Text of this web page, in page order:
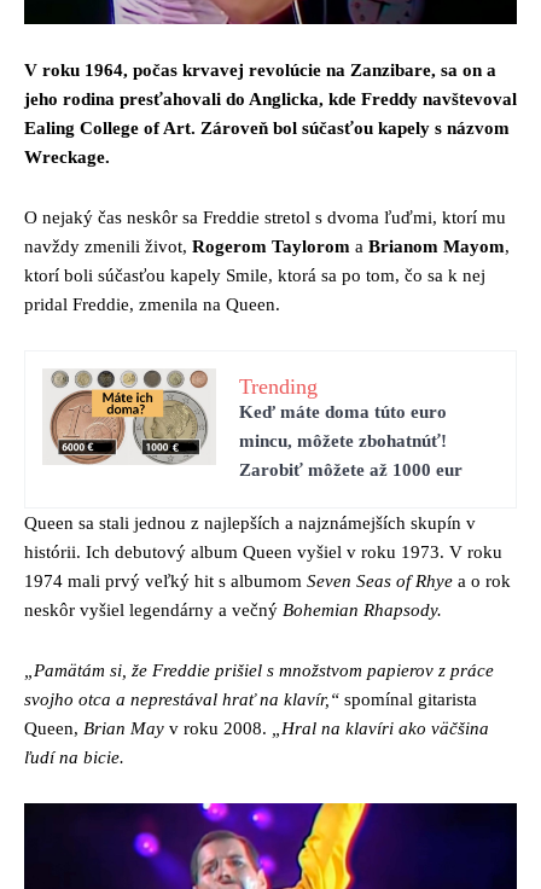
V roku 1964, počas krvavej revolúcie na Zanzibare, sa on a
jeho rodina presťahovali do Anglicka, kde Freddy navštevoval
Ealing College of Art. Zároveň bol súčasťou kapely s názvom
Wreckage.
O nejaký čas neskôr sa Freddie stretol s dvoma ľuďmi, ktorí mu
navždy zmenili život, Rogerom Taylorom a Brianom Mayom,
ktorí boli súčasťou kapely Smile, ktorá sa po tom, čo sa k nej
pridal Freddie, zmenila na Queen.
Trending
Keď máte doma túto euro
mincu, môžete zbohatnúť!
Zarobiť môžete až 1000 eur
Queen sa stali jednou z najlepších a najznámejších skupín v
histórii. Ich debutový album Queen vyšiel v roku 1973. V roku
1974 mali prvý veľký hit s albumom Seven Seas of Rhye a o rok
neskôr vyšiel legendárny a večný Bohemian Rhapsody.
„Pamätám si, že Freddie prišiel s množstvom papierov z práce
svojho otca a neprestával hrať na klavír,“ spomínal gitarista
Queen, Brian May v roku 2008. „Hral na klavíri ako väčšina
ľudí na bicie.